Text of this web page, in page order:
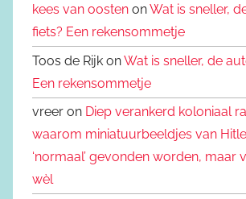
kees van oosten onWat is sneller,
fiets? Een rekensommetje
Toos de Rijk onWat is sneller, de
Een rekensommetje
vreer on Diep verankerd koloniaal
waarom miniatuurbeeldjes van
‘normaal’ gevonden worden, maar
wèl